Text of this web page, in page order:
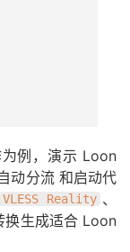
例，演示 Loon
动分流 和启动代
VLESS Reality 、
换生成适合 Loon